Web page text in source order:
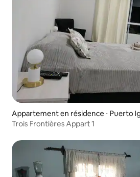
Appartement en résidence ⋅ Puerto
Trois Frontières Appart 1